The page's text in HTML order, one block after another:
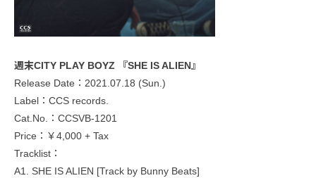
週末CITY PLAY BOYZ 『SHE IS ALIEN』
Release Date：2021.07.18 (Sun.)
Label：CCS records.
Cat.No.：CCSVB-1201
Price：￥4,000 + Tax
Tracklist：
A1. SHE IS ALIEN [Track by Bunny Beats]